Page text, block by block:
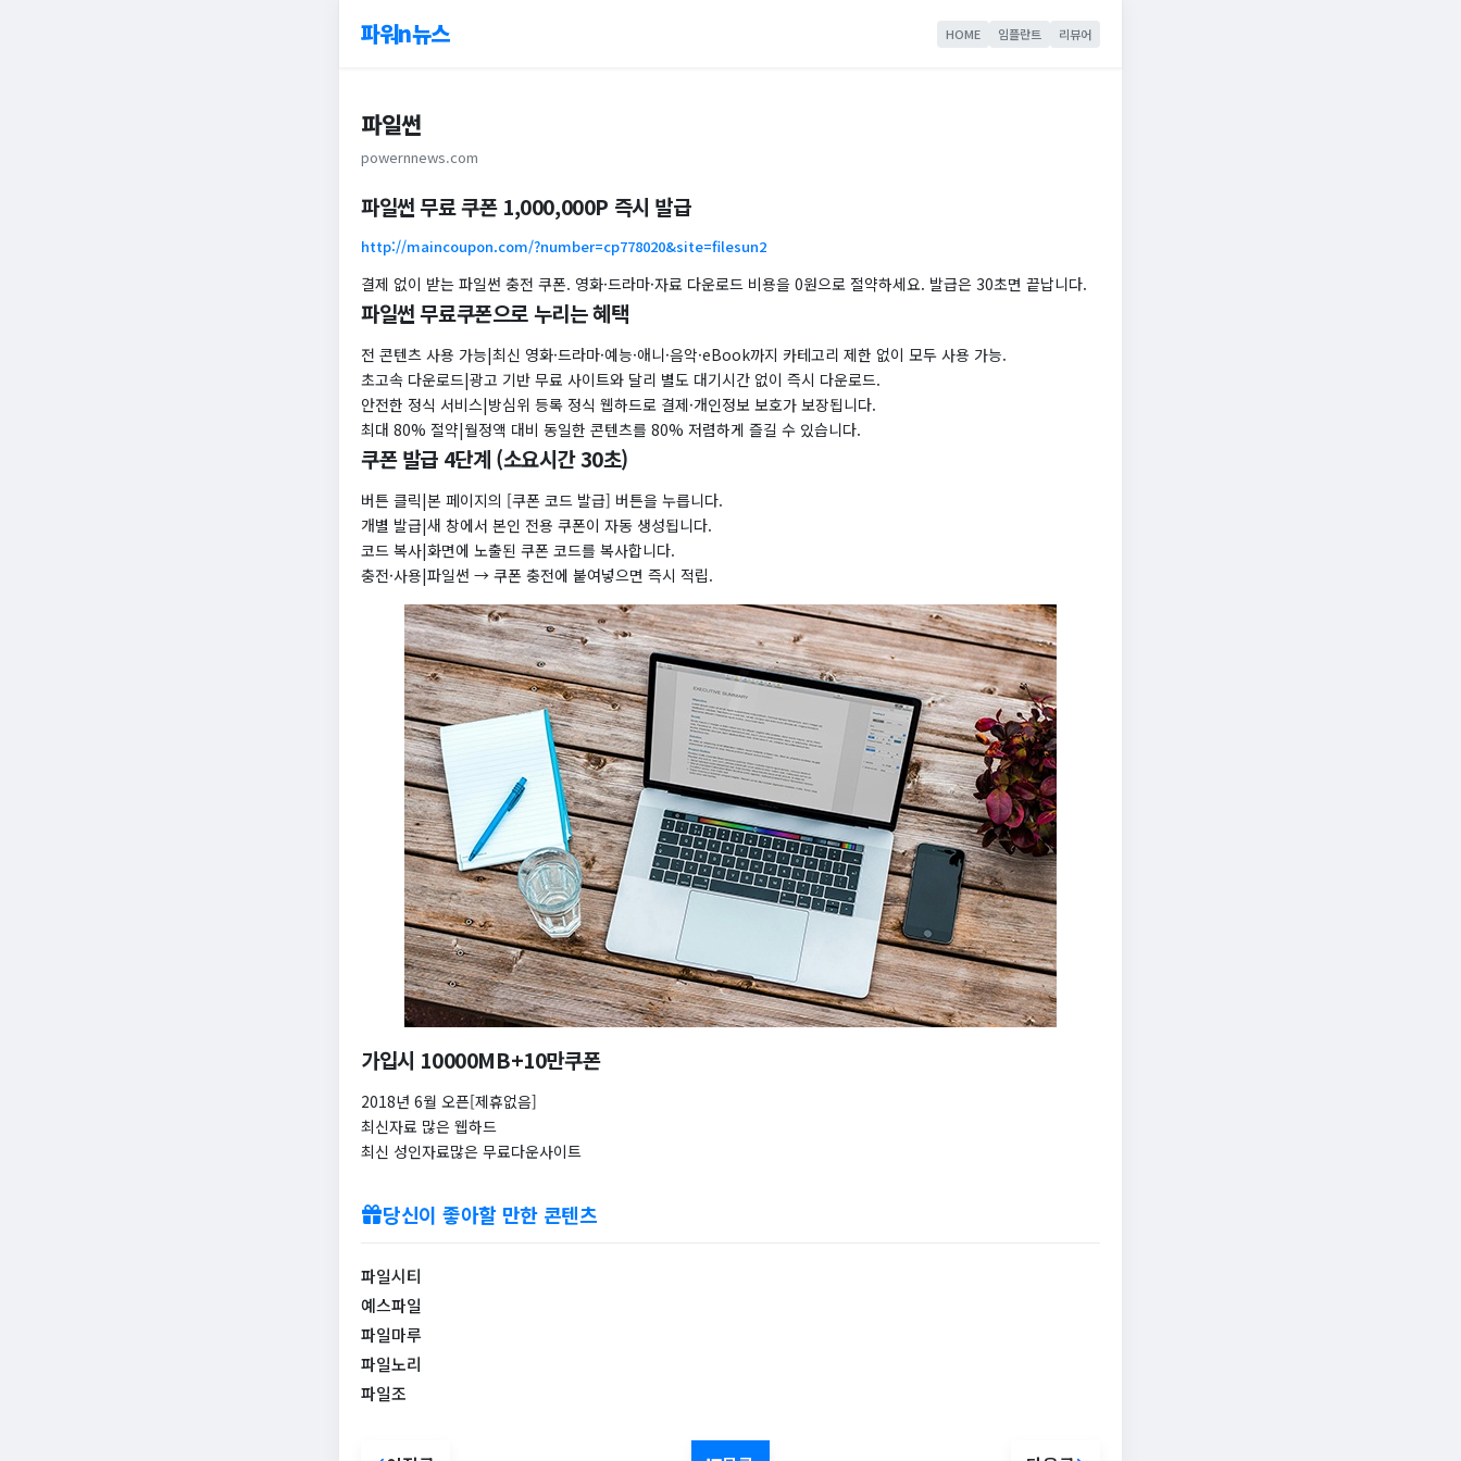
파워n뉴스 HOME 임플란트 리뷰어
파일썬
powernnews.com
파일썬 무료 쿠폰 1,000,000P 즉시 발급
http://maincoupon.com/?number=cp778020&site=filesun2
결제 없이 받는 파일썬 충전 쿠폰. 영화·드라마·자료 다운로드 비용을 0원으로 절약하세요. 발급은 30초면 끝납니다.
파일썬 무료쿠폰으로 누리는 혜택
전 콘텐츠 사용 가능|최신 영화·드라마·예능·애니·음악·eBook까지 카테고리 제한 없이 모두 사용 가능.
초고속 다운로드|광고 기반 무료 사이트와 달리 별도 대기시간 없이 즉시 다운로드.
안전한 정식 서비스|방심위 등록 정식 웹하드로 결제·개인정보 보호가 보장됩니다.
최대 80% 절약|월정액 대비 동일한 콘텐츠를 80% 저렴하게 즐길 수 있습니다.
쿠폰 발급 4단계 (소요시간 30초)
버튼 클릭|본 페이지의 [쿠폰 코드 발급] 버튼을 누릅니다.
개별 발급|새 창에서 본인 전용 쿠폰이 자동 생성됩니다.
코드 복사|화면에 노출된 쿠폰 코드를 복사합니다.
충전·사용|파일썬 → 쿠폰 충전에 붙여넣으면 즉시 적립.
가입시 10000MB+10만쿠폰
2018년 6월 오픈[제휴없음]
최신자료 많은 웹하드
최신 성인자료많은 무료다운사이트
당신이 좋아할 만한 콘텐츠
파일시티
예스파일
파일마루
파일노리
파일조